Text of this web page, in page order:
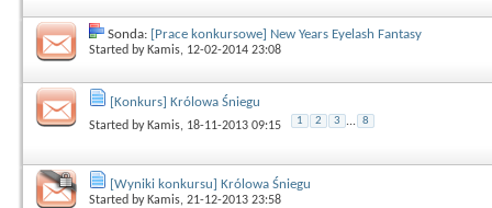
Sonda: [Prace konkursowe] New Years Eyelash Fantasy
Started by Kamis, 12-02-2014 23:08
[Konkurs] Królowa Śniegu
Started by Kamis, 18-11-2013 09:15 1 2 3 ... 8
[Wyniki konkursu] Królowa Śniegu
Started by Kamis, 21-12-2013 23:58